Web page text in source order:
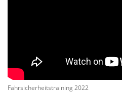
Fahrsicherheitstraining 2022